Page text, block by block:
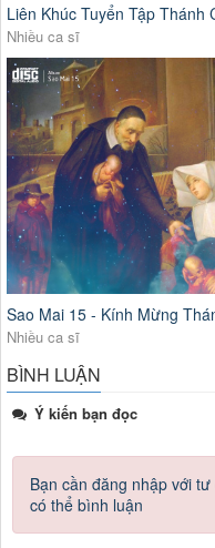
Nhiều ca sĩ
Nhiều ca sĩ
BÌNH LUẬN
Ý kiến bạn đọc
Bạn cần đăng nhập với tư
có thể bình luận